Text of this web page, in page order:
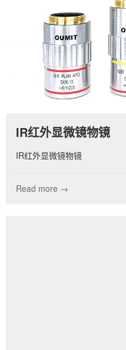
IR红外显微镜物镜
IR红外显微镜物镜
Read more →